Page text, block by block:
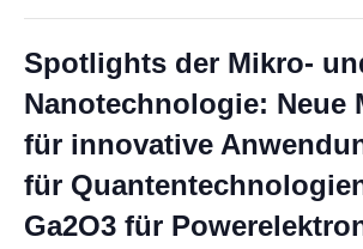
Spotlights der Mikro-
Nanotechnologie: Neue
für innovative
für
Ga2O3 für